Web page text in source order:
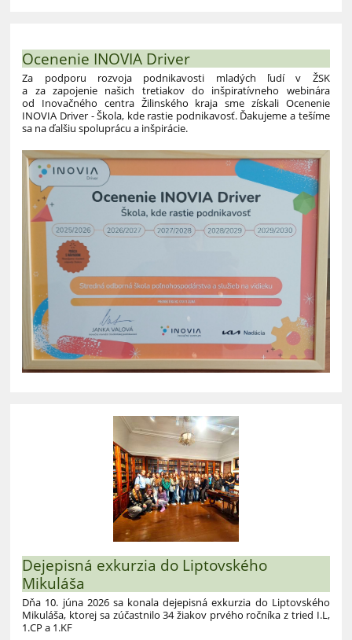
Ocenenie INOVIA Driver
Za podporu rozvoja podnikavosti mladých ľudí v ŽSK
a za zapojenie našich tretiakov do inšpiratívneho webinára
od Inovačného centra Žilinského kraja sme získali Ocenenie
INOVIA Driver - Škola, kde rastie podnikavosť. Ďakujeme a tešíme
sa na ďalšiu spoluprácu a inšpirácie.
Dejepisná exkurzia do Liptovského
Mikuláša
Dňa 10. júna 2026 sa konala dejepisná exkurzia do Liptovského
Mikuláša, ktorej sa zúčastnilo 34 žiakov prvého ročníka z tried I.L,
1.CP a 1.KF